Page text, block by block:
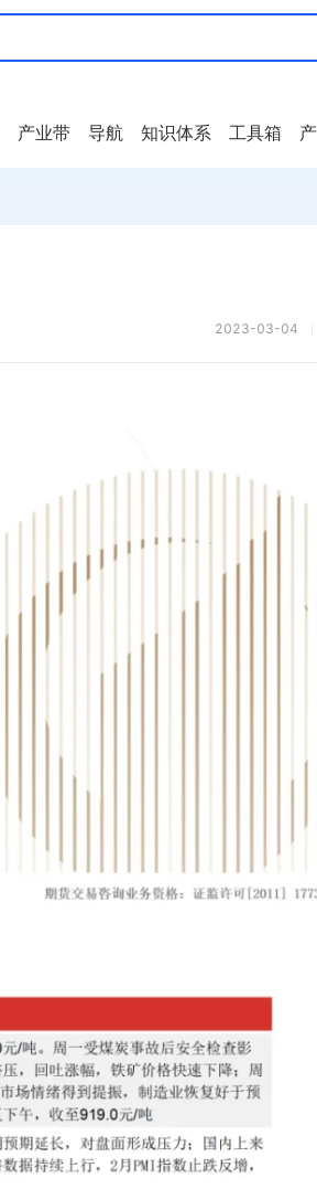
产业带 导航 知识体系 工具箱
2023-03-04